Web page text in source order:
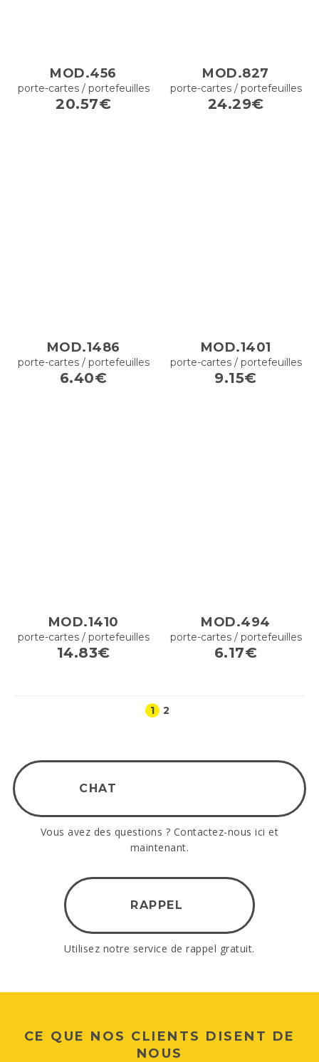
MOD.456
porte-cartes / portefeuilles
20.57€
MOD.827
porte-cartes / portefeuilles
24.29€
MOD.1486
porte-cartes / portefeuilles
6.40€
MOD.1401
porte-cartes / portefeuilles
9.15€
MOD.1410
porte-cartes / portefeuilles
14.83€
MOD.494
porte-cartes / portefeuilles
6.17€
1 2
CHAT
Vous avez des questions ? Contactez-nous ici et
maintenant.
RAPPEL
Utilisez notre service de rappel gratuit.
CE QUE NOS CLIENTS DISENT DE
NOUS